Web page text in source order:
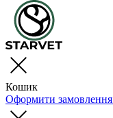
Кошик
Оформити замовлення